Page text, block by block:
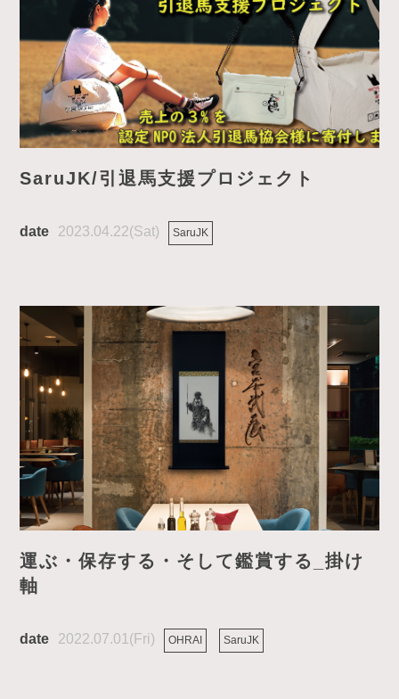
SaruJK/引退馬支援プロジェクト
2023.04.22(Sat) SaruJK
運ぶ・保存する・そして鑑賞する_掛け
軸
2022.07.01(Fri) OHRAI SaruJK